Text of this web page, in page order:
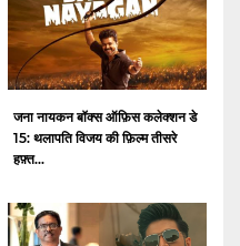
जना नायकन बॉक्स ऑफ़िस कलेक्शन डे
15: थलापति विजय की फ़िल्म तीसरे
हफ़्त...